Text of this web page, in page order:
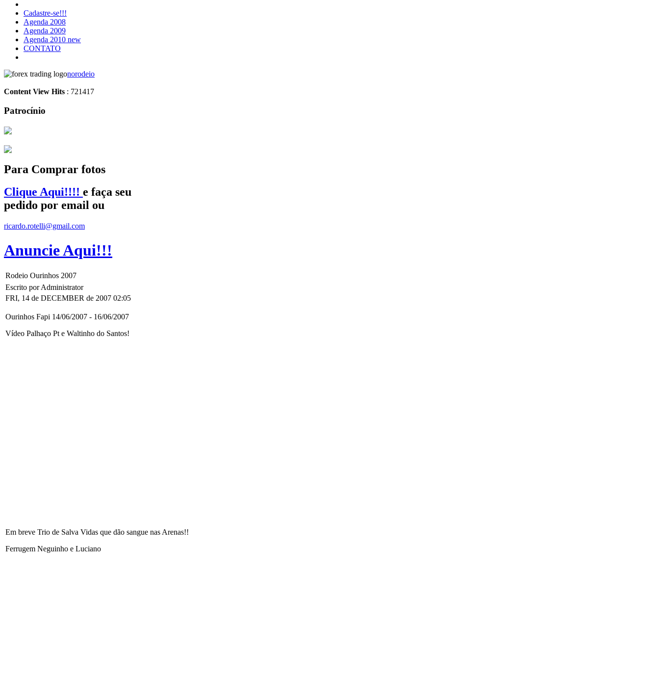
Cadastre-se!!!
Agenda 2008
Agenda 2009
Agenda 2010 new
CONTATO
norodeio
Content View Hits : 721417
Patrocínio
Para Comprar fotos
Clique Aqui!!!! e faça seu
pedido por email ou
ricardo.rotelli@gmail.com
Anuncie Aqui!!!
Rodeio Ourinhos 2007
Escrito por Administrator
FRI, 14 de DECEMBER de 2007 02:05
Ourinhos Fapi 14/06/2007 - 16/06/2007
Vídeo Palhaço Pt e Waltinho do Santos!
Em breve Trio de Salva Vidas que dão sangue nas Arenas!!
Ferrugem Neguinho e Luciano